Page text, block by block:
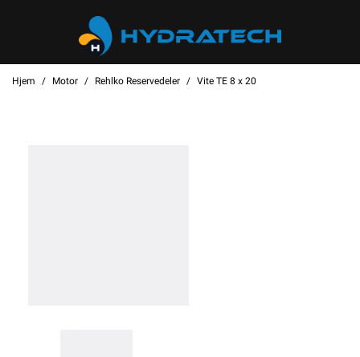
Hjem Motor Rehlko Reservedeler Vite TE 8 x 20